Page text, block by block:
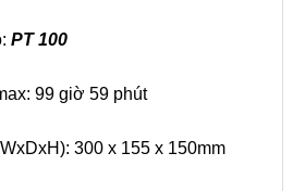
PT 100
99 giờ 59 phút
300 x 155 x 150mm